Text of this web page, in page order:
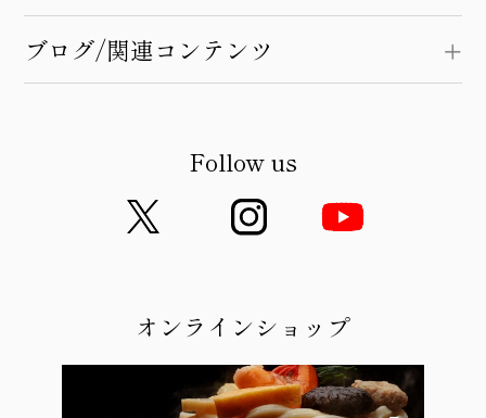
ブログ/関連コンテンツ
Follow us
オンラインショップ